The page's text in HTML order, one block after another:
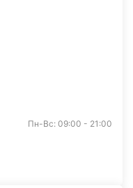
Пн-Вс: 09:00 - 21:00